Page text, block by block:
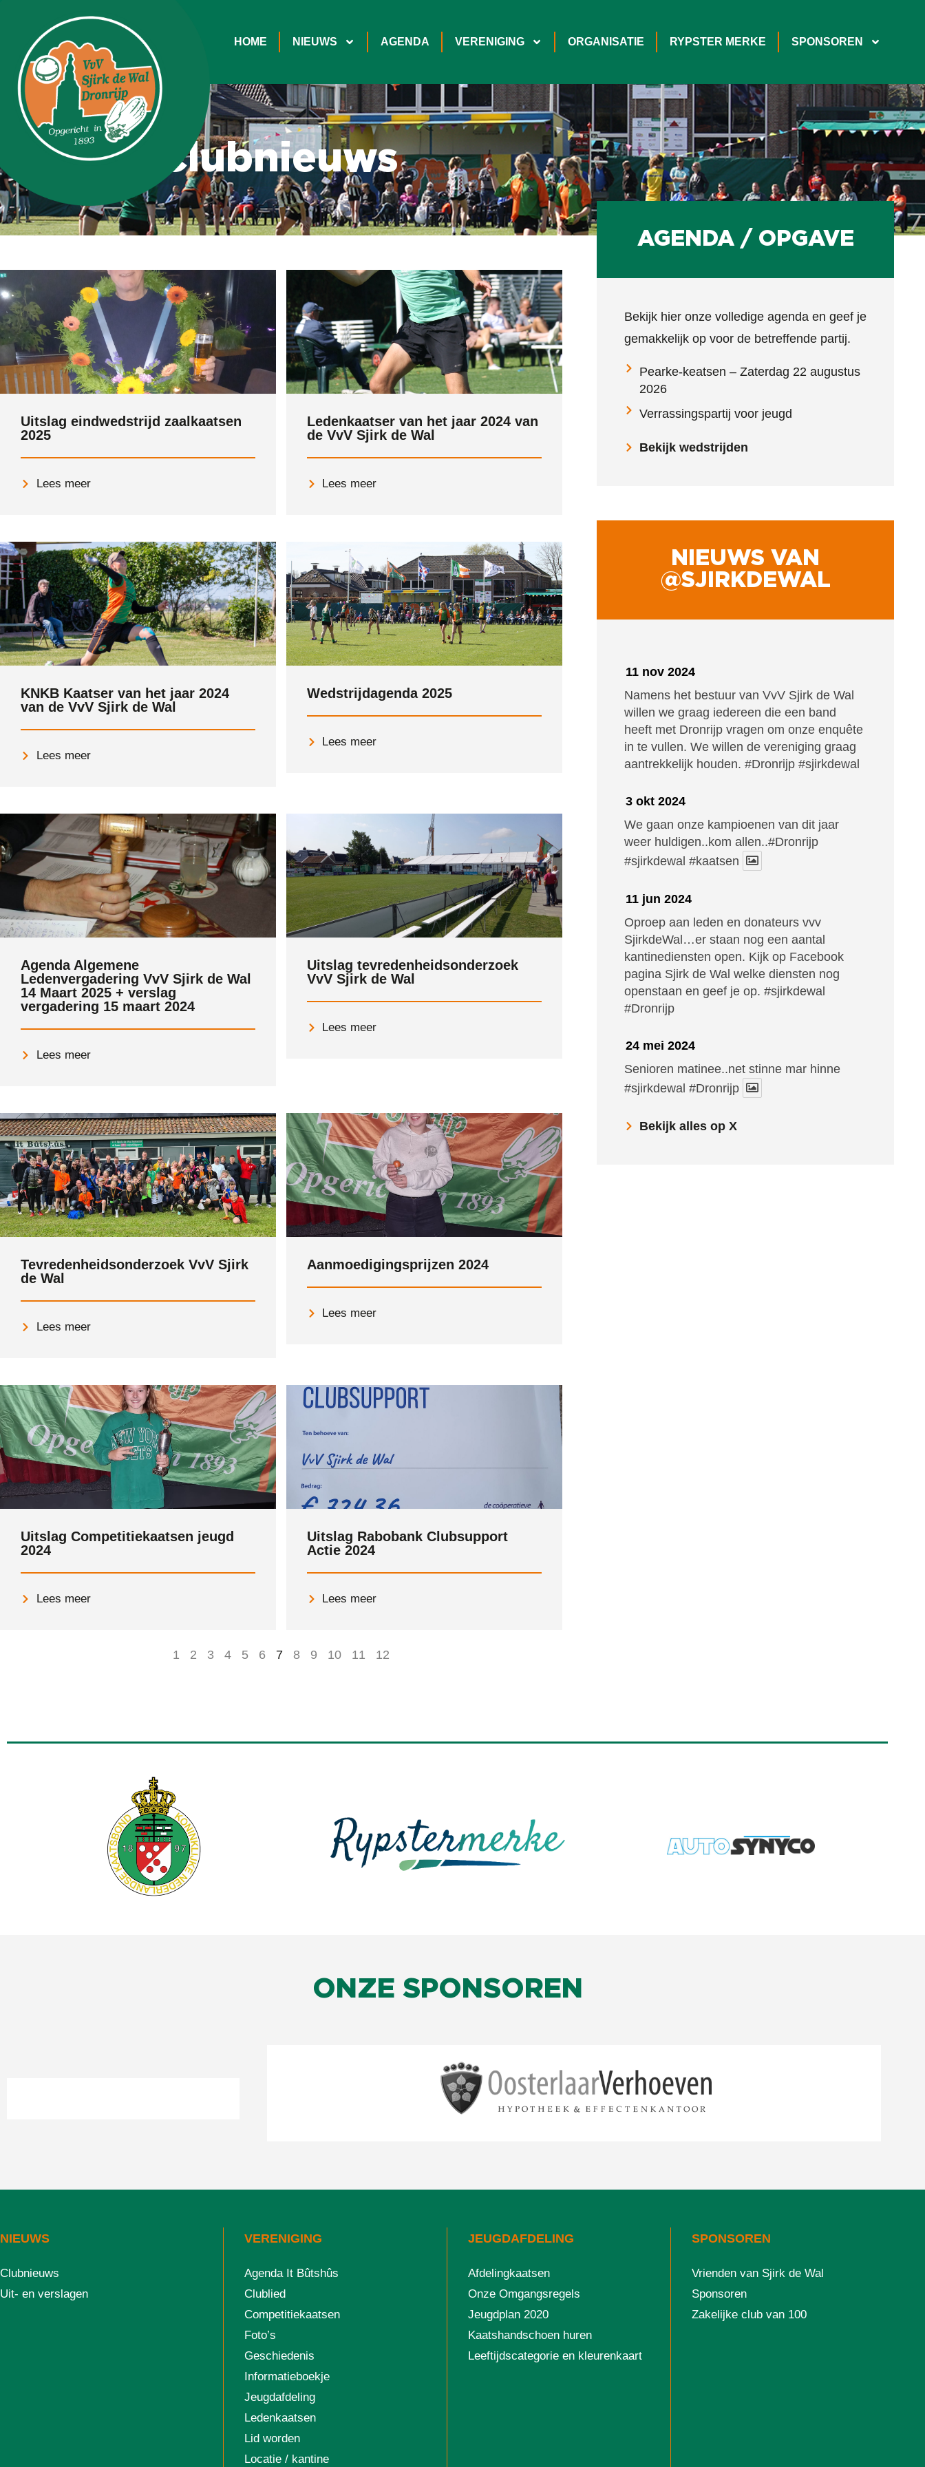
HOME NIEUWS AGENDA VERENIGING ORGANISATIE RYPSTER MERKE SPONSOREN
Clubnieuws
Uitslag eindwedstrijd zaalkaatsen
2025
Lees meer
Ledenkaatser van het jaar 2024 van
de VvV Sjirk de Wal
Lees meer
KNKB Kaatser van het jaar 2024
van de VvV Sjirk de Wal
Lees meer
Wedstrijdagenda 2025
Lees meer
Agenda Algemene
Ledenvergadering VvV Sjirk de Wal
14 Maart 2025 + verslag
vergadering 15 maart 2024
Lees meer
Uitslag tevredenheidsonderzoek
VvV Sjirk de Wal
Lees meer
Tevredenheidsonderzoek VvV Sjirk
de Wal
Lees meer
Aanmoedigingsprijzen 2024
Lees meer
Uitslag Competitiekaatsen jeugd
2024
Lees meer
Uitslag Rabobank Clubsupport
Actie 2024
Lees meer
1 2 3 4 5 6 7 8 9 10 11 12
AGENDA / OPGAVE
Bekijk hier onze volledige agenda en geef je
gemakkelijk op voor de betreffende partij.
Pearke-keatsen – Zaterdag 22 augustus
2026
Verrassingspartij voor jeugd
Bekijk wedstrijden
NIEUWS VAN
@SJIRKDEWAL
11 nov 2024
Namens het bestuur van VvV Sjirk de Wal
willen we graag iedereen die een band
heeft met Dronrijp vragen om onze enquête
in te vullen. We willen de vereniging graag
aantrekkelijk houden. #Dronrijp #sjirkdewal
3 okt 2024
We gaan onze kampioenen van dit jaar
weer huldigen..kom allen..#Dronrijp
#sjirkdewal #kaatsen
11 jun 2024
Oproep aan leden en donateurs vvv
SjirkdeWal…er staan nog een aantal
kantinediensten open. Kijk op Facebook
pagina Sjirk de Wal welke diensten nog
openstaan en geef je op. #sjirkdewal
#Dronrijp
24 mei 2024
Senioren matinee..net stinne mar hinne
#sjirkdewal #Dronrijp
Bekijk alles op X
ONZE SPONSOREN
NIEUWS
Clubnieuws
Uit- en verslagen
VERENIGING
Agenda It Bûtshûs
Clublied
Competitiekaatsen
Foto’s
Geschiedenis
Informatieboekje
Jeugdafdeling
Ledenkaatsen
Lid worden
Locatie / kantine
JEUGDAFDELING
Afdelingkaatsen
Onze Omgangsregels
Jeugdplan 2020
Kaatshandschoen huren
Leeftijdscategorie en kleurenkaart
SPONSOREN
Vrienden van Sjirk de Wal
Sponsoren
Zakelijke club van 100